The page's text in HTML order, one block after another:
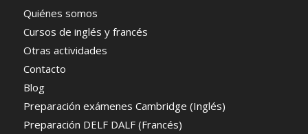
Quiénes somos
Cursos de inglés y francés
Otras actividades
Contacto
Blog
Preparación exámenes Cambridge (Inglés)
Preparación DELF DALF (Francés)